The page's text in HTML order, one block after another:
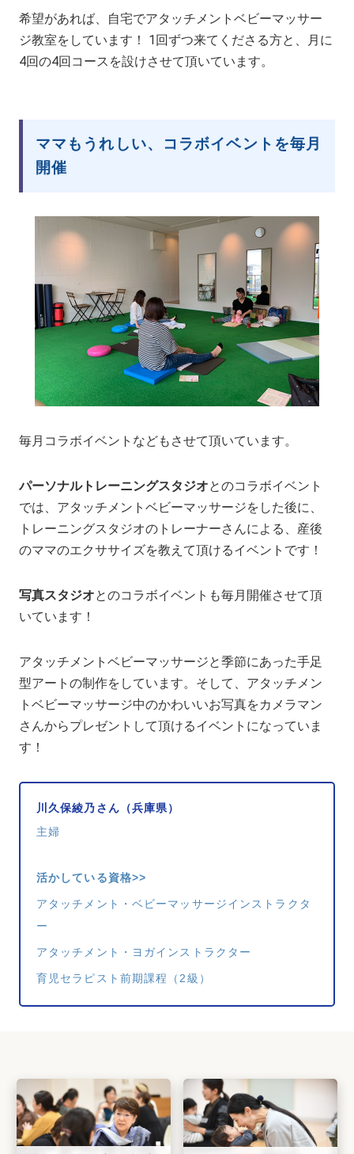
希望があれば、自宅でアタッチメントベビーマッサー
ジ教室をしています！ 1回ずつ来てくださる方と、月に
4回の4回コースを設けさせて頂いています。
ママもうれしい、コラボイベントを毎月
開催
毎月コラボイベントなどもさせて頂いています。
パーソナルトレーニングスタジオとのコラボイベント
では、アタッチメントベビーマッサージをした後に、
トレーニングスタジオのトレーナーさんによる、産後
のママのエクササイズを教えて頂けるイベントです！
写真スタジオとのコラボイベントも毎月開催させて頂
いています！
アタッチメントベビーマッサージと季節にあった手足
型アートの制作をしています。そして、アタッチメン
トベビーマッサージ中のかわいいお写真をカメラマン
さんからプレゼントして頂けるイベントになっていま
す！
川久保綾乃さん（兵庫県）
主婦
活かしている資格>>
アタッチメント・ベビーマッサージインストラクタ
ー
アタッチメント・ヨガインストラクター
育児セラピスト前期課程（2級）